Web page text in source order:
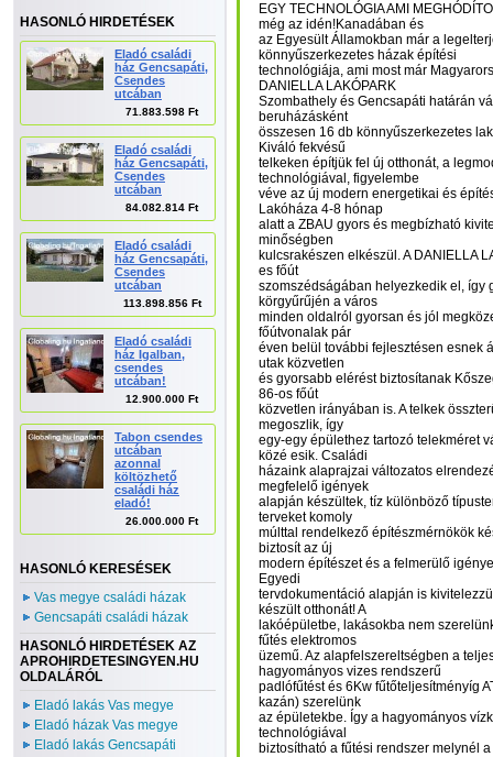
HASONLÓ HIRDETÉSEK
Eladó családi
ház Gencsapáti,
Csendes
utcában
71.883.598 Ft
Eladó családi
ház Gencsapáti,
Csendes
utcában
84.082.814 Ft
Eladó családi
ház Gencsapáti,
Csendes
utcában
113.898.856 Ft
Eladó családi
ház Igalban,
csendes
utcában!
12.900.000 Ft
Tabon csendes
utcában
azonnal
költözhető
családi ház
eladó!
26.000.000 Ft
HASONLÓ KERESÉSEK
Vas megye családi házak
Gencsapáti családi házak
HASONLÓ HIRDETÉSEK AZ
APROHIRDETESINGYEN.HU
OLDALÁRÓL
Eladó lakás Vas megye
Eladó házak Vas megye
Eladó lakás Gencsapáti
EGY TECHNOLÓGIA AMI
még az idén!Kanadában és
az Egyesült Államokban már a
könnyűszerkezetes házak építési
technológiája, ami most már
DANIELLA LAKÓPARK
Szombathely és Gencsapáti határán
beruházásként
összesen 16 db könnyűszerkezetes
Kiváló fekvésű
telkeken építjük fel új otthonát, a
technológiával, figyelembe
véve az új modern energetikai és
Lakóháza 4-8 hónap
alatt a ZBAU gyors és megbízható
minőségben
kulcsrakészen elkészül. A DANIELLA
es főút
szomszédságában helyezkedik el, így
körgyűrűjén a város
minden oldalról gyorsan és jól
főútvonalak pár
éven belül további fejlesztésen esnek
utak közvetlen
és gyorsabb elérést biztosítanak
86-os főút
közvetlen irányában is. A telkek
megoszlik, így
egy-egy épülethez tartozó telekméret
közé esik. Családi
házaink alaprajzai változatos
megfelelő igények
alapján készültek, tíz különböző
terveket komoly
múlttal rendelkező építészmérnökök
biztosít az új
modern építészet és a felmerülő
Egyedi
tervdokumentáció alapján is
készült otthonát! A
lakóépületbe, lakásokba nem
fűtés elektromos
üzemű. Az alapfelszereltségben a
hagyományos vizes rendszerű
padlófűtést és 6Kw fűtőteljesítményíg
kazán) szerelünk
az épületekbe. Így a hagyományos
technológiával
biztosítható a fűtési rendszer melynél